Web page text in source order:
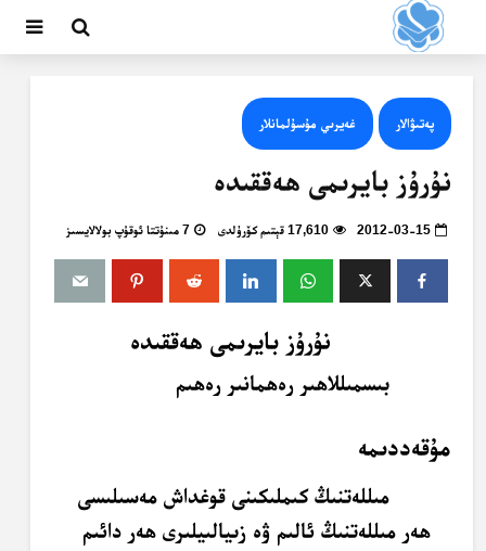
پەتىۋالار غەيرىي مۇسۇلمانلار
نۇرۇز بايرىمى ھەققىدە
2012-03-15 17,610 قېتىم كۆرۈلدى 7 مىنۇتتا ئوقۇپ بولالايسىز
نۇرۇز بايرىمى ھەققىدە
بىسمىللاھىر رەھمانىر رەھىم
مۇقەددىمە
مىللەتنىڭ كىملىكىنى قوغداش مەسىلىسى
ھەر مىللەتنىڭ ئالىم ۋە زىيالىيلىرى ھەر دائىم